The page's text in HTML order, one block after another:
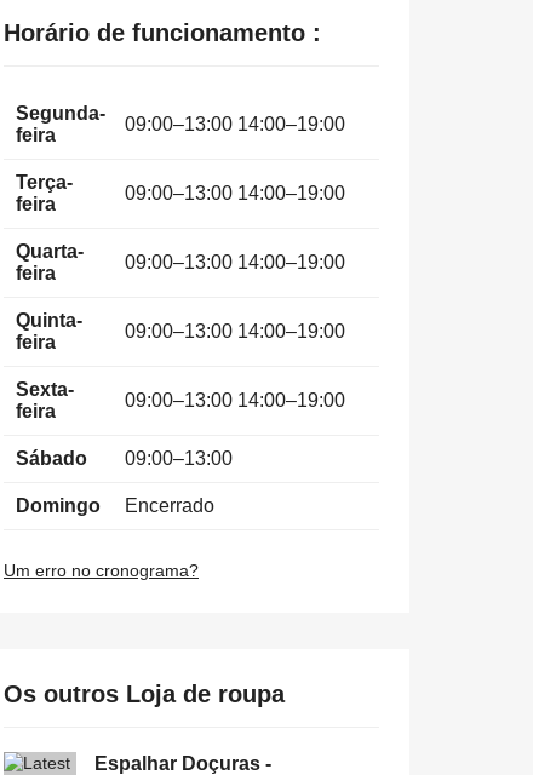
Horário de funcionamento :
Segunda-
feira
09:00–13:00 14:00–19:00
Terça-
feira
09:00–13:00 14:00–19:00
Quarta-
feira
09:00–13:00 14:00–19:00
Quinta-
feira
09:00–13:00 14:00–19:00
Sexta-
feira
09:00–13:00 14:00–19:00
Sábado 09:00–13:00
Domingo Encerrado
Um erro no cronograma?
Os outros Loja de roupa
Espalhar Doçuras -